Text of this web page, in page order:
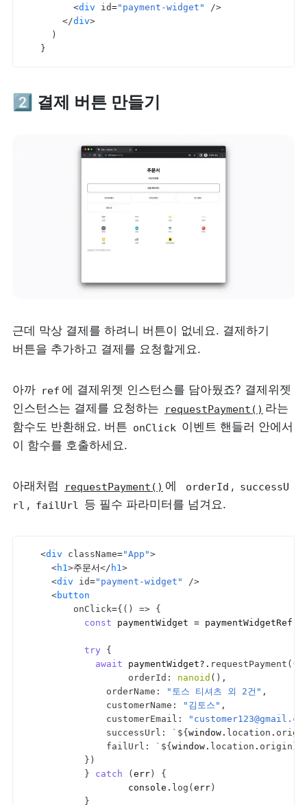
<div id="payment-widget"
/>
</div>
)
}
2️⃣ 결제 버튼 만들기
근데 막상 결제를 하려니 버튼이 없네요. 결제하기
버튼을 추가하고 결제를 요청할게요.
아까 ref 에 결제위젯 인스턴스를 담아뒀죠? 결제위젯
인스턴스는 결제를 요청하는
requestPayment() 라는
함수도 반환해요. 버튼 onClick 이벤트 핸들러 안에서
이 함수를 호출하세요.
아래처럼 requestPayment() 에 orderId , successU
rl , failUrl 등 필수 파라미터를 넘겨요.
<div className="App">
<h1>주문서</ h1>
<div id="payment-widget"
/>
<button
onClick={ ( ) =>
{
const
paymentWidget = paymentWidgetRef
try
{
await
paymentWidget?. requestPayment ( {
orderId : nanoid ( ) ,
orderName : "토스 티셔츠 외 2건" ,
customerName : "김토스" ,
customerEmail :
successUrl : ` ${ window. location .
failUrl : ` ${ window. location . origin
} )
}
catch ( err)
{
console . log ( err)
}